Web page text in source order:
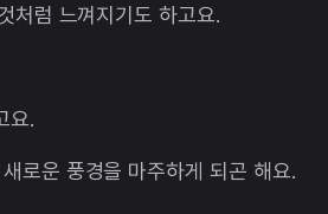
처럼 느껴지기도 하고요.
요.
로운 풍경을 마주하게 되곤 해요.